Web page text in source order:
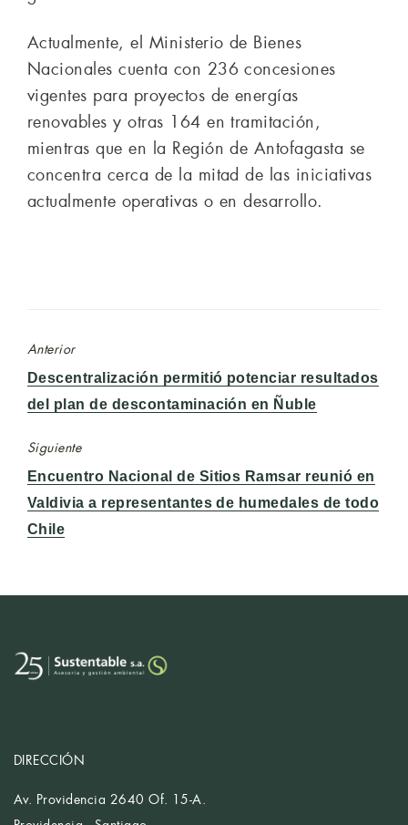
Actualmente, el Ministerio de Bienes
Nacionales cuenta con 236 concesiones
vigentes para proyectos de energías
renovables y otras 164 en tramitación,
mientras que en la Región de Antofagasta se
concentra cerca de la mitad de las iniciativas
actualmente operativas o en desarrollo.
Anterior
Entrada
anterior:
Descentralización permitió potenciar resultados
del plan de descontaminación en Ñuble
Siguiente
Entrada
siguiente:
Encuentro Nacional de Sitios Ramsar reunió en
Valdivia a representantes de humedales de todo
Chile
DIRECCIÓN
Av. Providencia 2640 Of. 15-A.